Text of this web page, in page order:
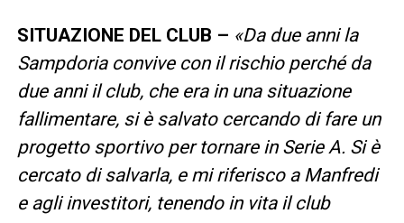
SITUAZIONE DEL CLUB – «Da due anni la
Sampdoria convive con il rischio perché da
due anni il club, che era in una situazione
fallimentare, si è salvato cercando di fare un
progetto sportivo per tornare in Serie A. Si è
cercato di salvarla, e mi riferisco a Manfredi
e agli investitori, tenendo in vita il club